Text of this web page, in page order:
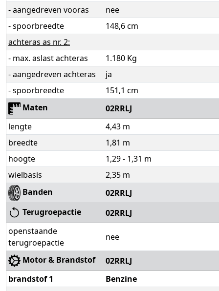
- aangedreven vooras
nee
- spoorbreedte
148,6 cm
achteras as nr. 2:
- max. aslast achteras
1.180 Kg
- aangedreven achteras
ja
- spoorbreedte
151,1 cm
Maten
02RRLJ
lengte
4,43 m
breedte
1,81 m
hoogte
1,29 - 1,31 m
wielbasis
2,35 m
Banden
02RRLJ
Terugroepactie
02RRLJ
openstaande
terugroepactie
nee
Motor & Brandstof
02RRLJ
brandstof 1
Benzine